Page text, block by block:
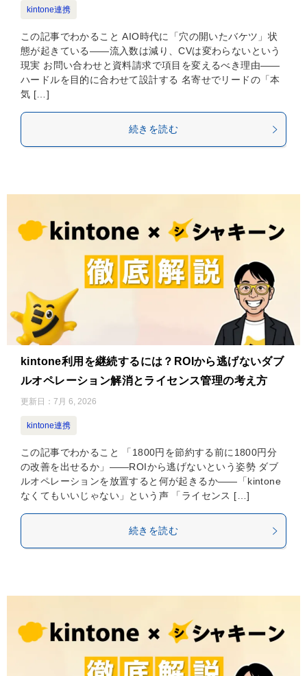
kintone連携
この記事でわかること AIO時代に「穴の開いたバケツ」状
態が起きている——流入数は減り、CVは変わらないという
現実 お問い合わせと資料請求で項目を変えるべき理由——
ハードルを目的に合わせて設計する 名寄せでリードの「本
気 […]
続きを読む
kintone利用を継続するには？ROIから逃げないダブ
ルオペレーション解消とライセンス管理の考え方
更新日： 7月 6, 2026
kintone連携
この記事でわかること 「1800円を節約する前に1800円分
の改善を出せるか」——ROIから逃げないという姿勢 ダブ
ルオペレーションを放置すると何が起きるか——「kintone
なくてもいいじゃない」という声 「ライセンス […]
続きを読む